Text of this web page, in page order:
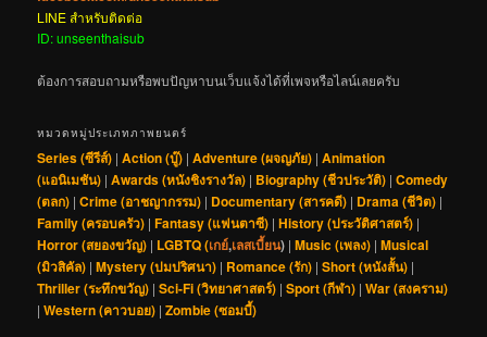
LINE สำหรับติดต่อ
ID: unseenthaisub
ต้องการสอบถามหรือพบปัญหาบนเว็บแจ้งได้ที่เพจหรือไลน์เลยครับ
หมวดหมู่ประเภทภาพยนตร์
Series (ซีรีส์) |Action (บู๊) |Adventure (ผจญภัย) |Animation
(แอนิเมชัน) |Awards (หนังชิงรางวัล) | Biography (ชีวประวัติ) |Comedy
(ตลก) |Crime (อาชญากรรม) | Documentary (สารคดี) | Drama (ชีวิต) |
Family (ครอบครัว) |Fantasy (แฟนตาซี) |History (ประวัติศาสตร์) |
Horror (สยองขวัญ) | LGBTQ (เกย์,เลสเบี้ยน) |Music (เพลง) |Musical
(มิวสิคัล) |Mystery (ปมปริศนา) | Romance (รัก) |Short (หนังสั้น) |
Thriller (ระทึกขวัญ) |Sci-Fi (วิทยาศาสตร์) |Sport (กีฬา) |War (สงคราม)
|Western (คาวบอย) |Zombie (ซอมบี้)